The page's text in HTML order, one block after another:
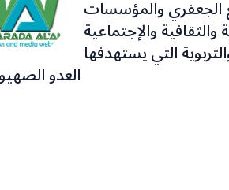
والمؤسسات
والثقافية والإجتماعية
التي يستهدفها
العدو